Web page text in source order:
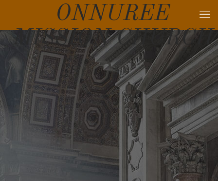
ONNUREE
MISSION CHURCH